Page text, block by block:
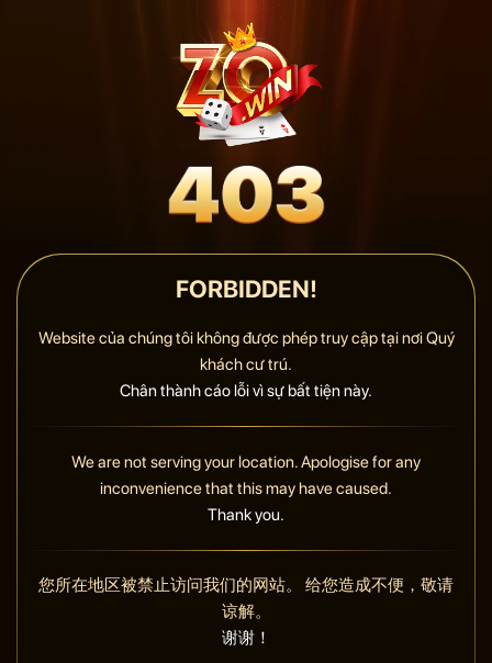
FORBIDDEN!
Website của chúng tôi không được phép truy cập tại nơi Quý
khách cư trú.
Chân thành cáo lỗi vì sự bất tiện này.
We are not serving your location. Apologise for any
inconvenience that this may have caused.
Thank you.
您所在地区被禁止访问我们的网站。 给您造成不便，敬请
谅解。
谢谢！